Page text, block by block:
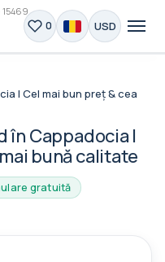
15469
0 USD
| Cel mai bun preț & cea
în Cappadocia |
bună calitate
gratuită